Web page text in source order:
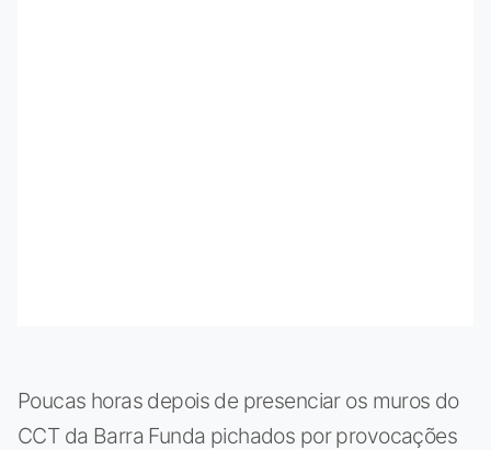
Poucas horas depois de presenciar os muros do
CCT da Barra Funda pichados por provocações